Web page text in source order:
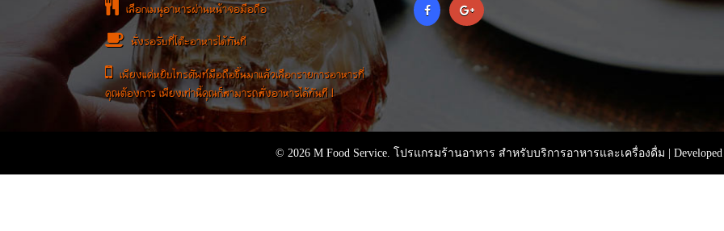
เลือกเมนูอาหารผ่านหน้าจอมือถือ
นั่งรอรับที่โต๊ะอาหารได้ทันที
เพียงแค่หยิบโทรศัพท์มือถือขึ้นมาแล้วเลือกรายการอาหารที่
คุณต้องการ เพียงเท่านี้คุณก็สามารถสั่งอาหารได้ทันที !
© 2026 M Food Service. โปรแกรมร้านอาหาร สำหรับบริการอาหารและเครื่องดื่ม |